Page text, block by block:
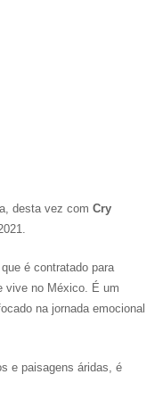
desta vez com Cry
é contratado para
vive no México. É um
na jornada emocional
e paisagens áridas, é